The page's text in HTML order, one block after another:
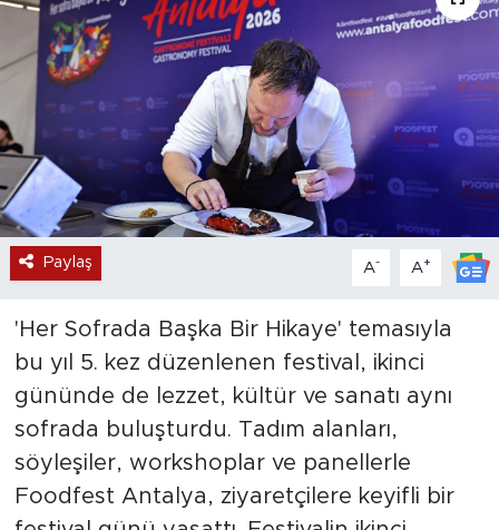
Paylaş A- A+
'Her Sofrada Başka Bir Hikaye' temasıyla
bu yıl 5. kez düzenlenen festival, ikinci
gününde de lezzet, kültür ve sanatı aynı
sofrada buluşturdu. Tadım alanları,
söyleşiler, workshoplar ve panellerle
Foodfest Antalya, ziyaretçilere keyifli bir
Spor
Turizm